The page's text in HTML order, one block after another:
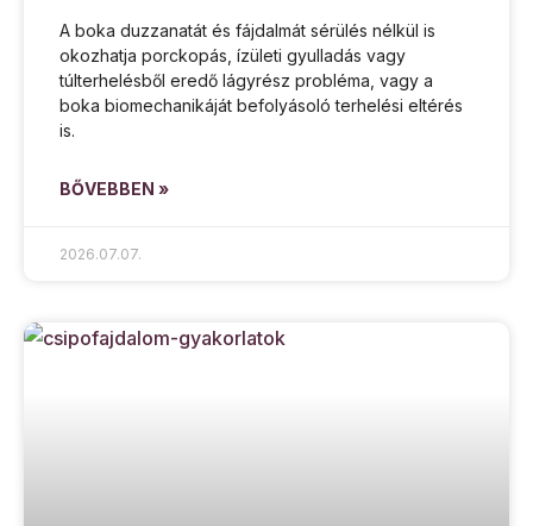
A boka duzzanatát és fájdalmát sérülés nélkül is
okozhatja porckopás, ízületi gyulladás vagy
túlterhelésből eredő lágyrész probléma, vagy a
boka biomechanikáját befolyásoló terhelési eltérés
is.
BŐVEBBEN »
2026.07.07.